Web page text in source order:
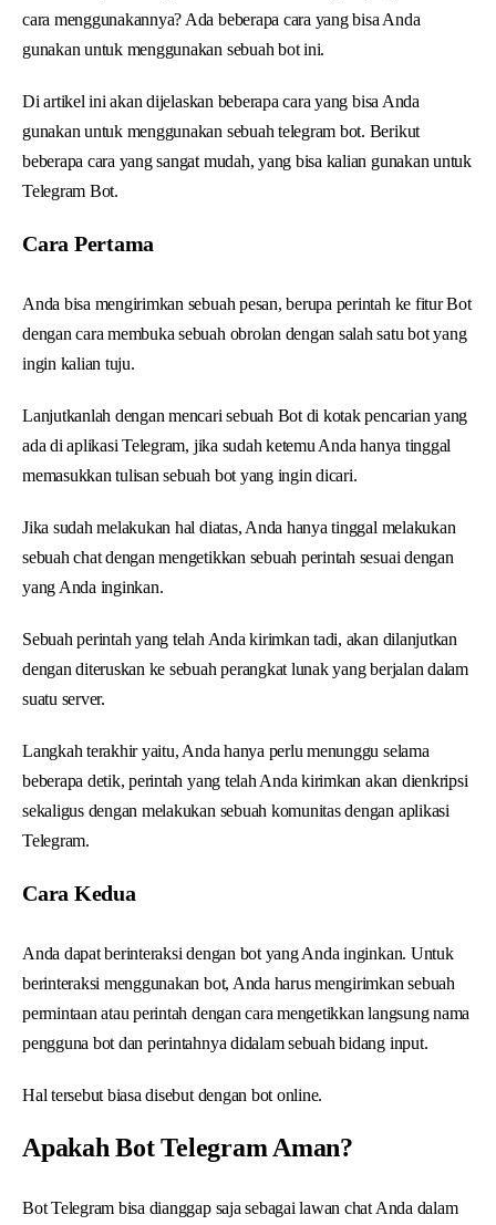
cara menggunakannya? Ada beberapa cara yang bisa Anda
gunakan untuk menggunakan sebuah bot ini.
Di artikel ini akan dijelaskan beberapa cara yang bisa Anda
gunakan untuk menggunakan sebuah telegram bot. Berikut
beberapa cara yang sangat mudah, yang bisa kalian gunakan untuk
Telegram Bot.
Cara Pertama
Anda bisa mengirimkan sebuah pesan, berupa perintah ke fitur Bot
dengan cara membuka sebuah obrolan dengan salah satu bot yang
ingin kalian tuju.
Lanjutkanlah dengan mencari sebuah Bot di kotak pencarian yang
ada di aplikasi Telegram, jika sudah ketemu Anda hanya tinggal
memasukkan tulisan sebuah bot yang ingin dicari.
Jika sudah melakukan hal diatas, Anda hanya tinggal melakukan
sebuah chat dengan mengetikkan sebuah perintah sesuai dengan
yang Anda inginkan.
Sebuah perintah yang telah Anda kirimkan tadi, akan dilanjutkan
dengan diteruskan ke sebuah perangkat lunak yang berjalan dalam
suatu server.
Langkah terakhir yaitu, Anda hanya perlu menunggu selama
beberapa detik, perintah yang telah Anda kirimkan akan dienkripsi
sekaligus dengan melakukan sebuah komunitas dengan aplikasi
Telegram.
Cara Kedua
Anda dapat berinteraksi dengan bot yang Anda inginkan. Untuk
berinteraksi menggunakan bot, Anda harus mengirimkan sebuah
permintaan atau perintah dengan cara mengetikkan langsung nama
pengguna bot dan perintahnya didalam sebuah bidang input.
Hal tersebut biasa disebut dengan bot online.
Apakah Bot Telegram Aman?
Bot Telegram bisa dianggap saja sebagai lawan chat Anda dalam